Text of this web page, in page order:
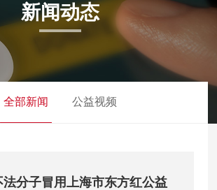
新闻动态
全部新闻 公益视频
法分子冒用上海市东方红公益